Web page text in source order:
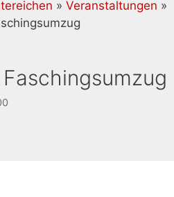
» Veranstaltungen »